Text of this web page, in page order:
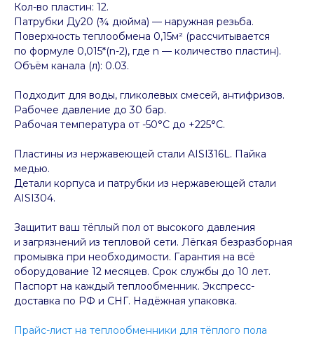
Кол-во пластин: 12.
Патрубки Ду20 (¾ дюйма) — наружная резьба.
Поверхность теплообмена 0,15м² (рассчитывается
по формуле 0,015*(n-2), где n — количество пластин).
Объём канала (л): 0.03.
Подходит для воды, гликолевых смесей, антифризов.
Рабочее давление до 30 бар.
Рабочая температура от -50°C до +225°C.
Пластины из нержавеющей стали AISI316L. Пайка
медью.
Детали корпуса и патрубки из нержавеющей стали
AISI304.
Защитит ваш тёплый пол от высокого давления
и загрязнений из тепловой сети. Лёгкая безразборная
промывка при необходимости. Гарантия на всё
оборудование 12 месяцев. Срок службы до 10 лет.
Паспорт на каждый теплообменник. Экспресс-
доставка по РФ и СНГ. Надёжная упаковка.
Прайс-лист на теплообменники для тёплого пола